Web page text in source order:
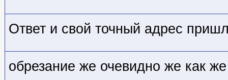
Ответ и свой точный адрес
обрезание же очевидно же как